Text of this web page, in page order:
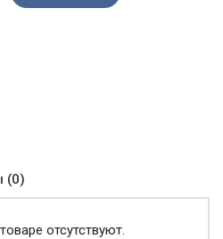
(0)
отсутствуют.